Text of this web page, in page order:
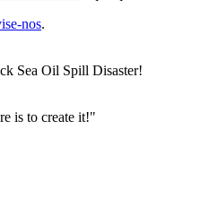
nos.
Sea Oil Spill Disaster!
is to create it!"